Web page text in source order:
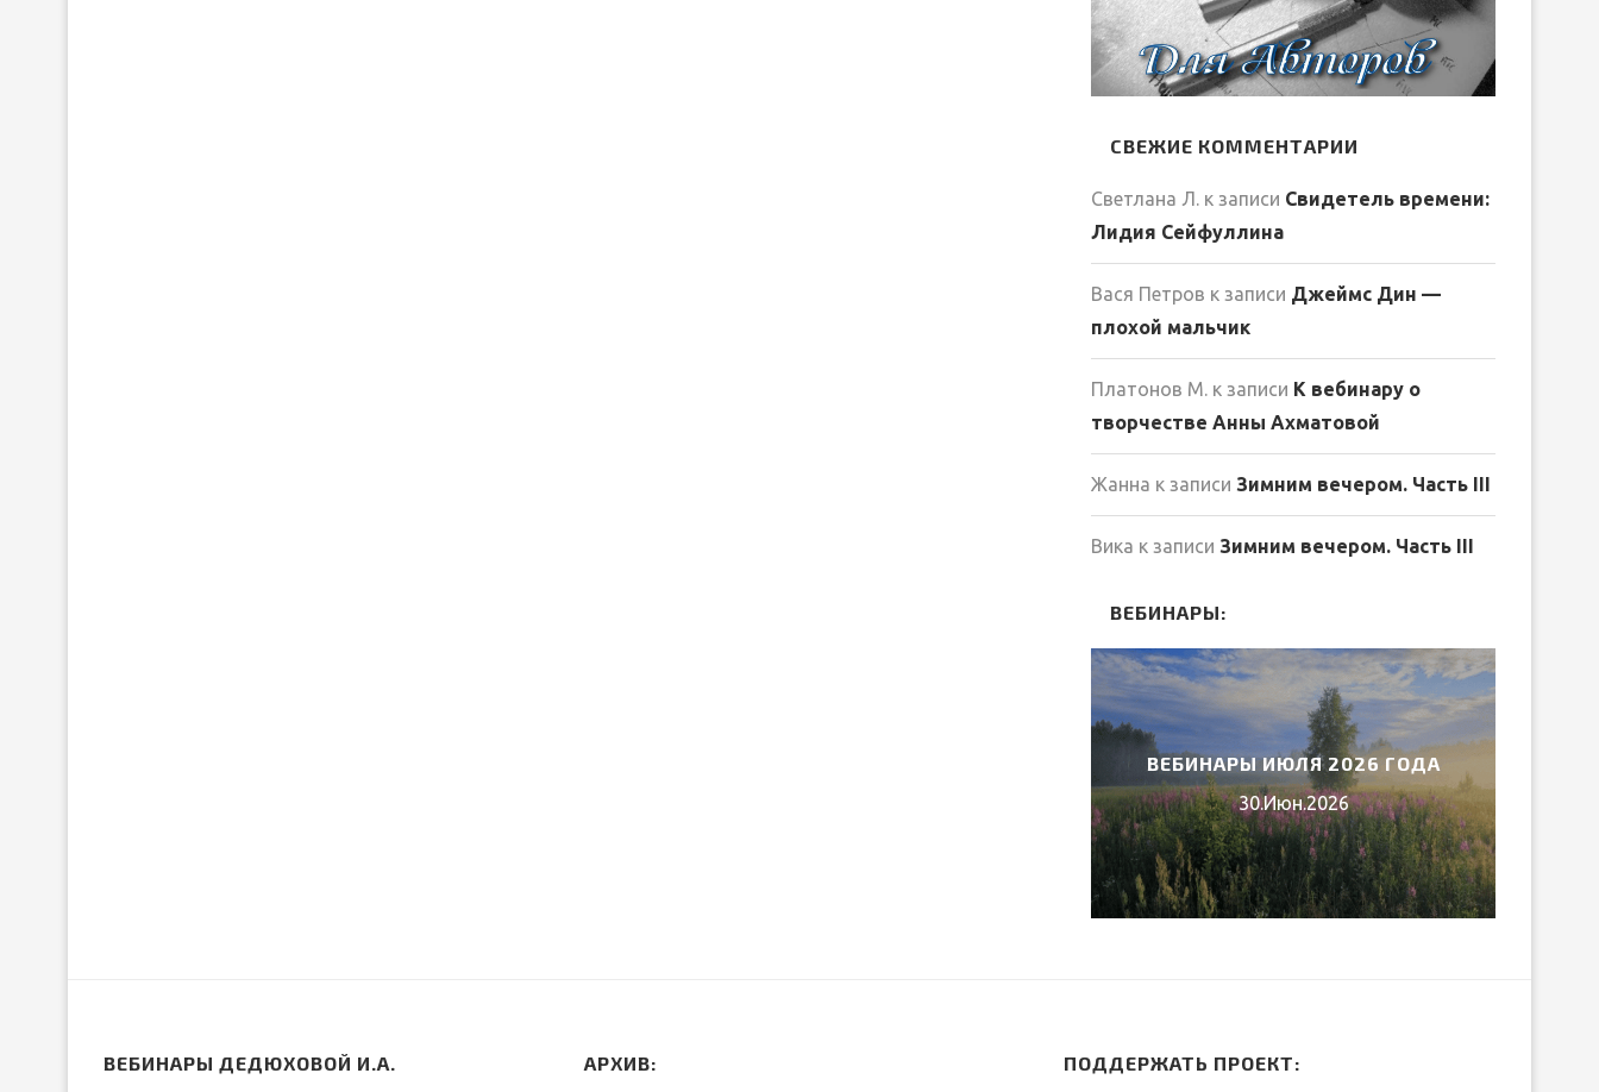
СВЕЖИЕ КОММЕНТАРИИ
Светлана Л. к записи Свидетель времени:
Лидия Сейфуллина
Вася Петров к записи Джеймс Дин —
плохой мальчик
Платонов М. к записи К вебинару о
творчестве Анны Ахматовой
Жанна к записи Зимним вечером. Часть III
Вика к записи Зимним вечером. Часть III
ВЕБИНАРЫ:
ВЕБИНАРЫ ИЮЛЯ 2026 ГОДА
30.Июн.2026
ВЕБИНАРЫ ДЕДЮХОВОЙ И.А. АРХИВ: ПОДДЕРЖАТЬ ПРОЕКТ: